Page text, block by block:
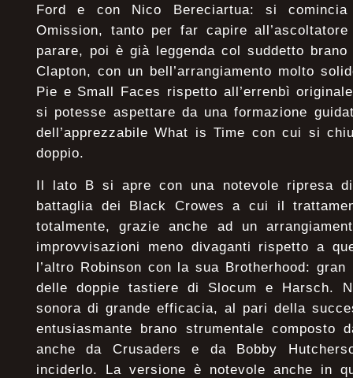
Ford e con Nico Bereciartua: si
Omission, tanto per far capire
parare, poi è già leggenda col suddetto
Clapton, con un bell’arrangiamento molto
Pie e Small Faces rispetto all’errenbì
si potesse aspettare da una formazione
dell’apprezzabile What is Time con cui si
doppio.
Il lato B si apre con una notevole ripresa
battaglia dei Black Crowes a cui il
totalmente, grazie anche ad un
improvvisazioni meno divaganti rispetto a
l’altro Robinson con la sua Brotherhood:
delle doppie tastiere di Slocum e Harsch.
sonora di grande efficacia, al pari della
entusiasmante brano strumentale composto
anche da Crusaders e da Bobby
inciderlo. La versione è notevole anche in